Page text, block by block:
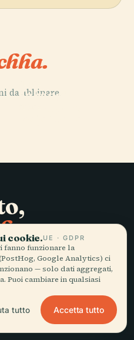
da abbinare.
Jahangir
cookie.UE · GDPR
fanno funzionare la
Google Analytics) ci
— solo dati aggregati,
Puoi cambiare in qualsiasi
tutto Accetta tutto